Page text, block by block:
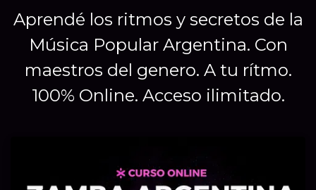
Aprendé los ritmos y secretos de la
Música Popular Argentina. Con
maestros del genero. A tu rítmo.
100% Online. Acceso ilimitado.